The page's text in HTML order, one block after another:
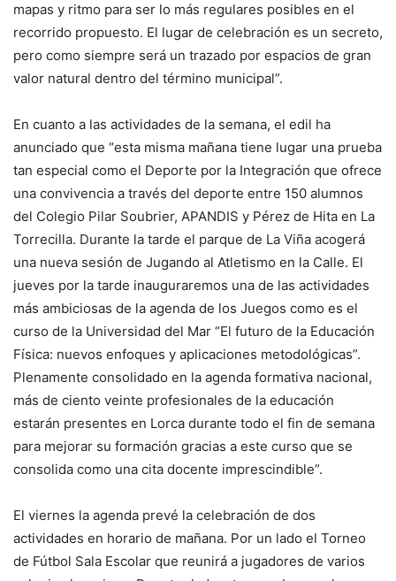
mapas y ritmo para ser lo más regulares posibles en el
recorrido propuesto. El lugar de celebración es un secreto,
pero como siempre será un trazado por espacios de gran
valor natural dentro del término municipal”.
En cuanto a las actividades de la semana, el edil ha
anunciado que “esta misma mañana tiene lugar una prueba
tan especial como el Deporte por la Integración que ofrece
una convivencia a través del deporte entre 150 alumnos
del Colegio Pilar Soubrier, APANDIS y Pérez de Hita en La
Torrecilla. Durante la tarde el parque de La Viña acogerá
una nueva sesión de Jugando al Atletismo en la Calle. El
jueves por la tarde inauguraremos una de las actividades
más ambiciosas de la agenda de los Juegos como es el
curso de la Universidad del Mar “El futuro de la Educación
Física: nuevos enfoques y aplicaciones metodológicas”.
Plenamente consolidado en la agenda formativa nacional,
más de ciento veinte profesionales de la educación
estarán presentes en Lorca durante todo el fin de semana
para mejorar su formación gracias a este curso que se
consolida como una cita docente imprescindible”.
El viernes la agenda prevé la celebración de dos
actividades en horario de mañana. Por un lado el Torneo
de Fútbol Sala Escolar que reunirá a jugadores de varios